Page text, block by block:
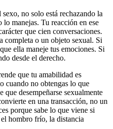
no solo está rechazando la
manejas. Tu reacción en ese
que cien conversaciones.
completa o un objeto sexual. Si
ella maneje tus emociones. Si
desde el derecho.
que tu amabilidad es
cuando no obtengas lo que
que desempeñarse sexualmente
en una transacción, no un
porque sabe lo que viene si
hombro frío, la distancia